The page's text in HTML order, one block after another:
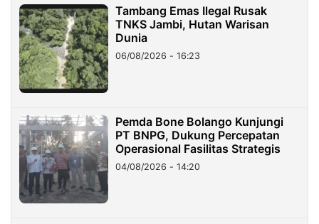
Tambang Emas Ilegal Rusak
TNKS Jambi, Hutan Warisan
Dunia
06/08/2026 - 16:23
Pemda Bone Bolango Kunjungi
PT BNPG, Dukung Percepatan
Operasional Fasilitas Strategis
04/08/2026 - 14:20